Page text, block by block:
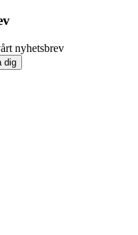
nyhetsbrev
dig